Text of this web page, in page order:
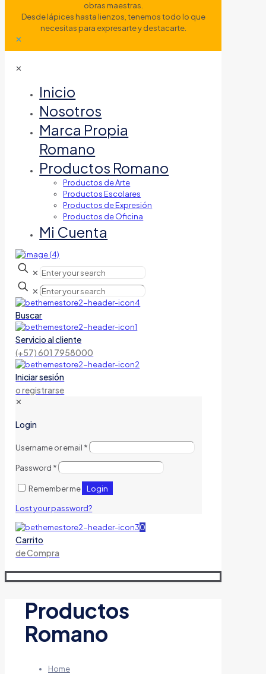
obras maestras.
Desde lápices hasta lienzos, tenemos todo lo que
necesitas para expresarte y destacarte.
✕
✕
Inicio
Nosotros
Marca Propia
Romano
Productos Romano
Productos de Arte
Productos Escolares
Productos de Expresión
Productos de Oficina
Mi Cuenta
✕
✕
Buscar
Servicio al cliente
(+57) 601 7958000
Iniciar sesión
o registrarse
✕
Login
Username or email *
Password *
Remember me Login
Lost your password?
0
Carrito
de Compra
Productos
Romano
Home